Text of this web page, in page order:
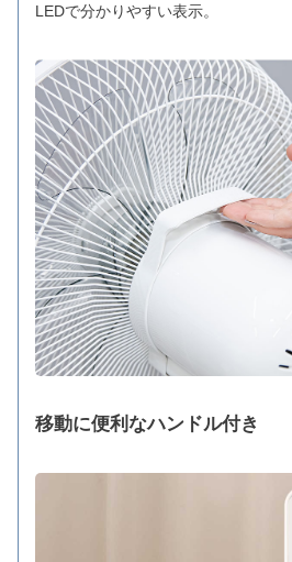
LEDで分かりやすい表示。
移動に便利なハンドル付き